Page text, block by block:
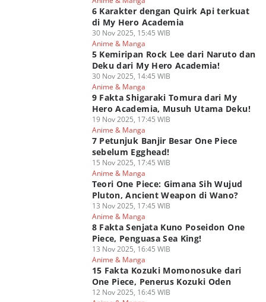
6 Karakter dengan Quirk Api terkuat
di My Hero Academia
30 Nov 2025, 15:45 WIB
Anime & Manga
5 Kemiripan Rock Lee dari Naruto dan
Deku dari My Hero Academia!
30 Nov 2025, 14:45 WIB
Anime & Manga
9 Fakta Shigaraki Tomura dari My
Hero Academia, Musuh Utama Deku!
19 Nov 2025, 17:45 WIB
Anime & Manga
7 Petunjuk Banjir Besar One Piece
sebelum Egghead!
15 Nov 2025, 17:45 WIB
Anime & Manga
Teori One Piece: Gimana Sih Wujud
Pluton, Ancient Weapon di Wano?
13 Nov 2025, 17:45 WIB
Anime & Manga
8 Fakta Senjata Kuno Poseidon One
Piece, Penguasa Sea King!
13 Nov 2025, 16:45 WIB
Anime & Manga
15 Fakta Kozuki Momonosuke dari
One Piece, Penerus Kozuki Oden
12 Nov 2025, 16:45 WIB